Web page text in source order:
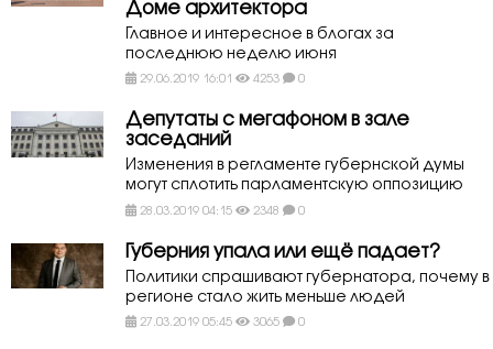
Доме архитектора
Главное и интересное в блогах за
последнюю неделю июня
29.06.2019 16:01 4253 0
Депутаты с мегафоном в зале
заседаний
Изменения в регламенте губернской думы
могут сплотить парламентскую оппозицию
28.03.2019 04:15 2348 0
Губерния упала или ещё падает?
Политики спрашивают губернатора, почему в
регионе стало жить меньше людей
27.03.2019 05:45 3065 0